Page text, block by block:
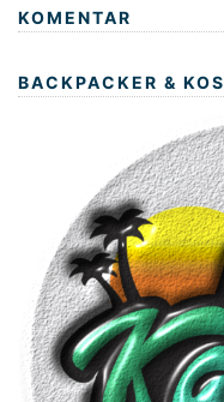
KOMENTAR
BACKPACKER & KOS